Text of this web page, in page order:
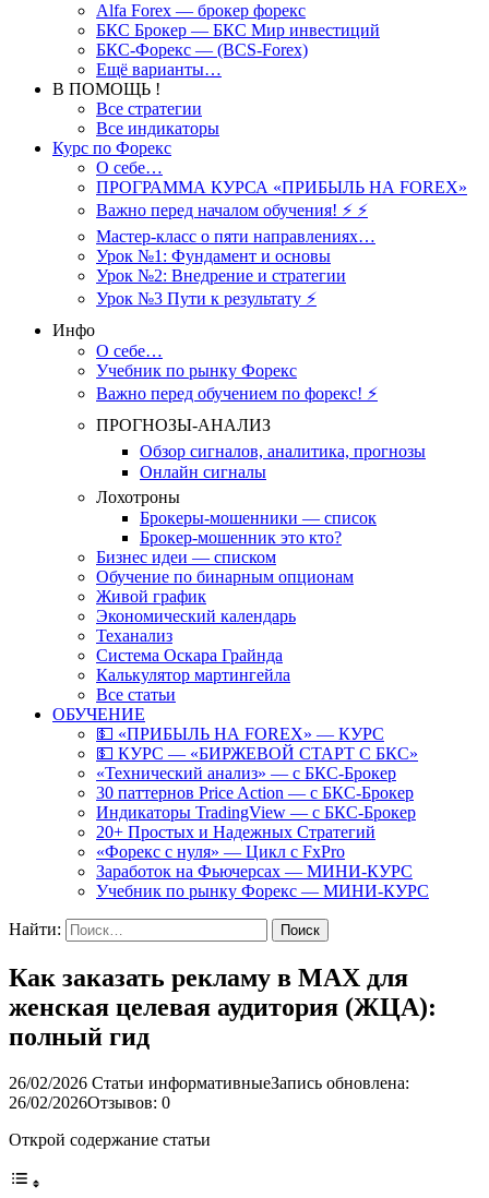
Alfa Forex — брокер форекс
БКС Брокер — БКС Мир инвестиций
БКС-Форекс — (BCS-Forex)
Ещё варианты…
В ПОМОЩЬ !
Все стратегии
Все индикаторы
Курс по Форекс
О себе…
ПРОГРАММА КУРСА «ПРИБЫЛЬ НА FOREX»
Важно перед началом обучения! ⚡ ⚡
Мастер-класс о пяти направлениях…
Урок №1: Фундамент и основы
Урок №2: Внедрение и стратегии
Урок №3 Пути к результату ⚡️
Инфо
О себе…
Учебник по рынку Форекс
Важно перед обучением по форекс! ⚡
ПРОГНОЗЫ-АНАЛИЗ
Обзор сигналов, аналитика, прогнозы
Онлайн сигналы
Лохотроны
Брокеры-мошенники — список
Брокер-мошенник это кто?
Бизнес идеи — списком
Обучение по бинарным опционам
Живой график
Экономический календарь
Теханализ
Система Оскара Грайнда
Калькулятор мартингейла
Все статьи
ОБУЧЕНИЕ
💵 «ПРИБЫЛЬ НА FOREX» — КУРС
💵 КУРС — «БИРЖЕВОЙ СТАРТ С БКС»
«Технический анализ» — с БКС-Брокер
30 паттернов Price Action — с БКС-Брокер
Индикаторы TradingView — с БКС-Брокер
20+ Простых и Надежных Стратегий
«Форекс с нуля» — Цикл с FxPro
Заработок на Фьючерсах — МИНИ-КУРС
Учебник по рынку Форекс — МИНИ-КУРС
Найти:
Как заказать рекламу в MAX для
женская целевая аудитория (ЖЦА):
полный гид
26/02/2026 Статьи информативныеЗапись обновлена:
26/02/2026Отзывов: 0
Открой содержание статьи